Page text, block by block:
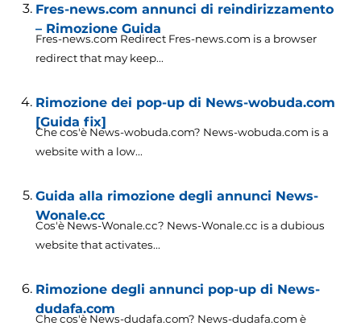
Fres-news.com annunci di reindirizzamento
– Rimozione Guida
Fres-news.com Redirect Fres-news.com is a browser
redirect that may keep...
Rimozione dei pop-up di News-wobuda.com
[Guida fix]
Che cos'è News-wobuda.com? News-wobuda.com is a
website with a low...
Guida alla rimozione degli annunci News-
Wonale.cc
Cos'è News-Wonale.cc? News-Wonale.cc is a dubious
website that activates...
Rimozione degli annunci pop-up di News-
dudafa.com
Che cos'è News-dudafa.com? News-dudafa.com è